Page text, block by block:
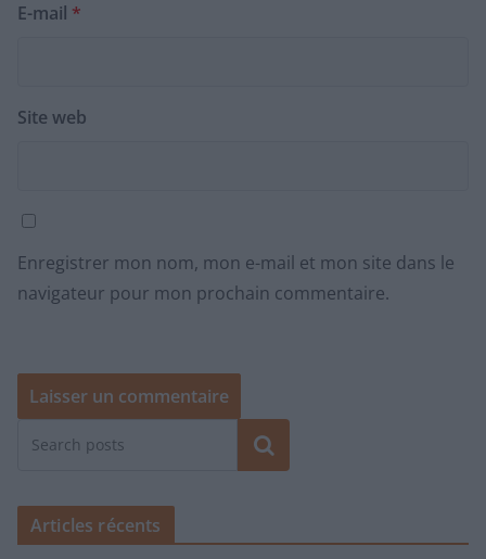
E-mail *
Site web
Enregistrer mon nom, mon e-mail et mon site dans le
navigateur pour mon prochain commentaire.
Rechercher
Articles récents